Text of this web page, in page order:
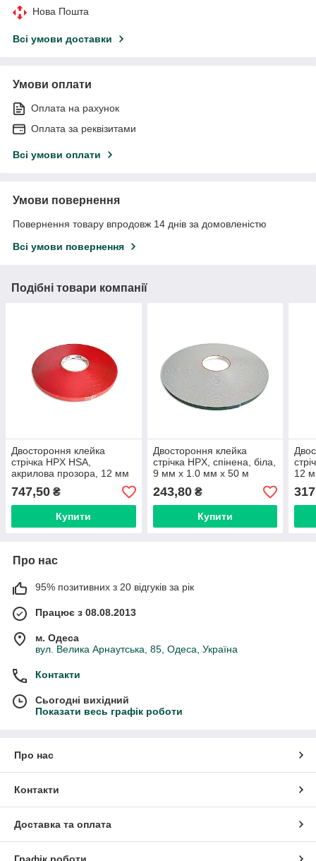
Нова Пошта
Всі умови доставки
Умови оплати
Оплата на рахунок
Оплата за реквізитами
Всі умови оплати
Умови повернення
Повернення товару впродовж 14 днів за домовленістю
Всі умови повернення
Подібні товари компанії
Двостороння клейка
стрічка HPX HSA,
акрилова прозора, 12 мм
х 1 мм х 33 м
747,50 ₴
Купити
Двостороння клейка
стрічка HPX, спінена, біла,
9 мм х 1.0 мм х 50 м
243,80₴
Купити
12
Про нас
95% позитивних з 20 відгуків за рік
Працює з 08.08.2013
м. Одеса
вул. Велика Арнаутська, 85, Одеса, Україна
Контакти
Сьогодні вихідний
Показати весь графік роботи
Про нас
Контакти
Доставка та оплата